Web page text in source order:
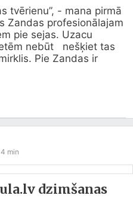
tvērienu”, - mana pirmā
Zandas profesionālajam
pie sejas. Uzacu
nebūt   nešķiet tas
Pie Zandas ir
4 min
dzimšanas